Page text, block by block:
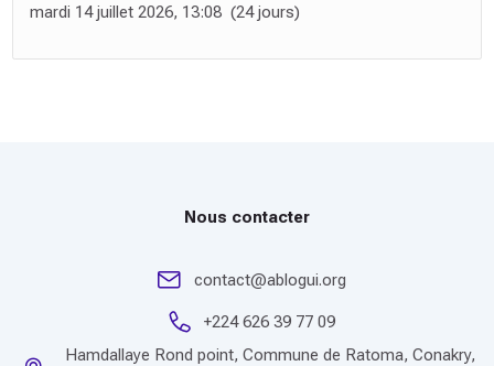
mardi 14 juillet 2026, 13:08 (24 jours)
Nous contacter
contact@ablogui.org
+224 626 39 77 09
Hamdallaye Rond point, Commune de Ratoma, Conakry,